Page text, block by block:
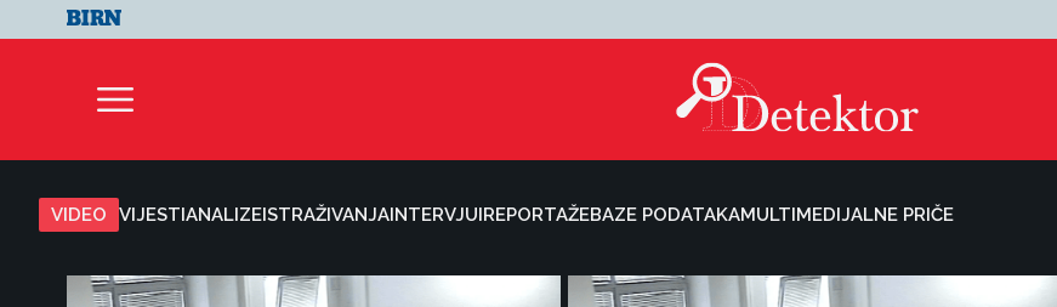
VIDEO VIJESTIANALIZEISTRAŽIVANJAINTERVJUIREPORTAŽEBAZE PODATAKAMULTIMEDIJALNE PRIČE